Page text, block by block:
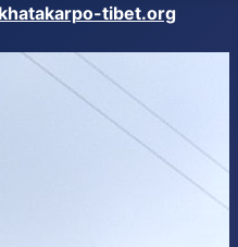
tibet.org